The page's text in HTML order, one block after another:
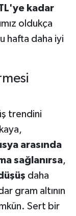
kadar
oldukça
hafta daha iyi
trendini
arasında
sağlanırsa,
daha
gram altının
Sert bir